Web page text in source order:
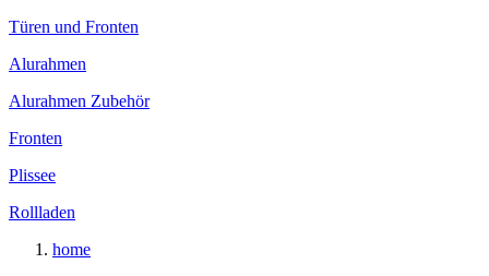
Türen und Fronten
Alurahmen
Alurahmen Zubehör
Fronten
Plissee
Rollladen
home